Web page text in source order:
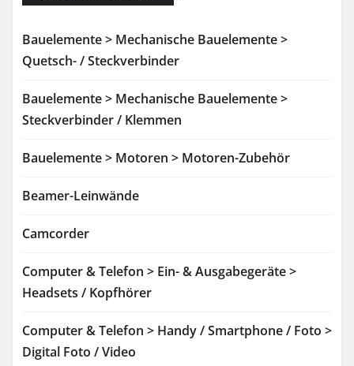
Bauelemente > Mechanische Bauelemente >
Quetsch- / Steckverbinder
Bauelemente > Mechanische Bauelemente >
Steckverbinder / Klemmen
Bauelemente > Motoren > Motoren-Zubehör
Beamer-Leinwände
Camcorder
Computer & Telefon > Ein- & Ausgabegeräte >
Headsets / Kopfhörer
Computer & Telefon > Handy / Smartphone / Foto >
Digital Foto / Video